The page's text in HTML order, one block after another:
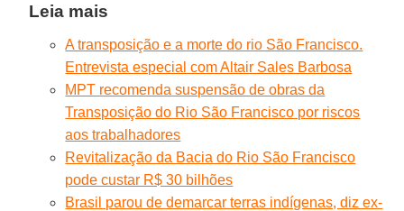
Leia mais
A transposição e a morte do rio São Francisco.
Entrevista especial com Altair Sales Barbosa
MPT recomenda suspensão de obras da
Transposição do Rio São Francisco por riscos
aos trabalhadores
Revitalização da Bacia do Rio São Francisco
pode custar R$ 30 bilhões
Brasil parou de demarcar terras indígenas, diz ex-